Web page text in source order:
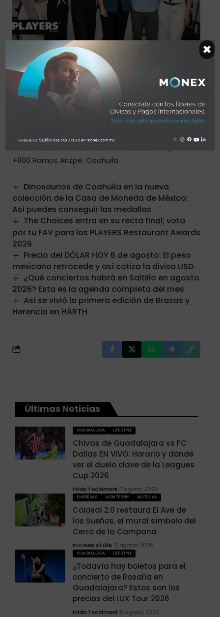
CONOCE MÁS SOBRE ESTA
NUEVA NAVE INDUSTRIAL
WEB.industrialpartners.mx
Oficina principal: Av. Universidad #261-D, Col.
República, Saltillo, Coahuila
Nave Industrial: Libramento Óscar Flores Tapia km 4
+800 Ramos Arizpe, Coahuila
Dinosaurios de Coahuila en la nueva
colección de la Casa de Moneda de México:
Así puedes conseguir las medallas
The Choices entra en su recta final; vota
por tu FAV para los PLAYERS Restaurant Awards
2026
Precio del DÓLAR HOY 6 de agosto: El peso
mexicano retrocede y así cotiza la divisa USD
¿Qué conciertos habrá en Saltillo en agosto
2026? Esta es la agenda completa del mes
Así se vivió la primera edición de Brasas y
Herencia en HÄRTH
Últimas Noticias
GUADALAJARA LIFESTYLE
Chivas de Guadalajara vs FC
Dallas EN VIVO: Horario y dónde
ver el duelo clave de la Leagues
Cup 2026
Frida Tochimani 7 agosto, 2026
EMPRESAS MONTERREY NOTICIAS
Colosal 2.0 restaura El Ave de
los Sueños, el mural símbolo del
Cerro de la Campana
PLAYERS of Life 6 agosto, 2026
GUADALAJARA LIFESTYLE
¿Todavía hay boletos para el
concierto de Rosalía en
Guadalajara? Estos son los
precios del LUX Tour 2026
Frida Tochimani 6 agosto, 2026
×